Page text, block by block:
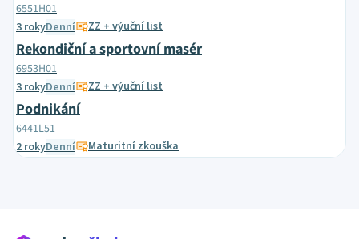
6551H01
3 rokyDenní ZZ + výuční list
Rekondiční a sportovní masér
6953H01
3 rokyDenní ZZ + výuční list
Podnikání
6441L51
2 rokyDenní Maturitní zkouška